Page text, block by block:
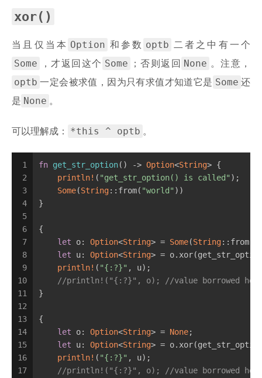
xor()
当且仅当本 Option 和参数 optb 二者之中有一个
Some ，才返回这个 Some ；否则返回 None 。注意，
optb 一定会被求值，因为只有求值才知道它是 Some 还
是 None 。
可以理解成： *this ^ optb 。
1
2
3
4
5
6
7
8
9
10
11
12
13
14
15
16
17
fn get_str_option() -> Option<String> {
println! ( "get_str_option() is called" );
Some(String::from( "world" ))
}
{
let o: Option<String> = Some(String::from(
let u: Option<String> =
println! ( "{:?}" , u);
//println!("{:?}", o); //value borrowed here
}
{
let o: Option<String> = None;
let u: Option<String> =
println! ( "{:?}" , u);
//println!("{:?}", o); //value borrowed here